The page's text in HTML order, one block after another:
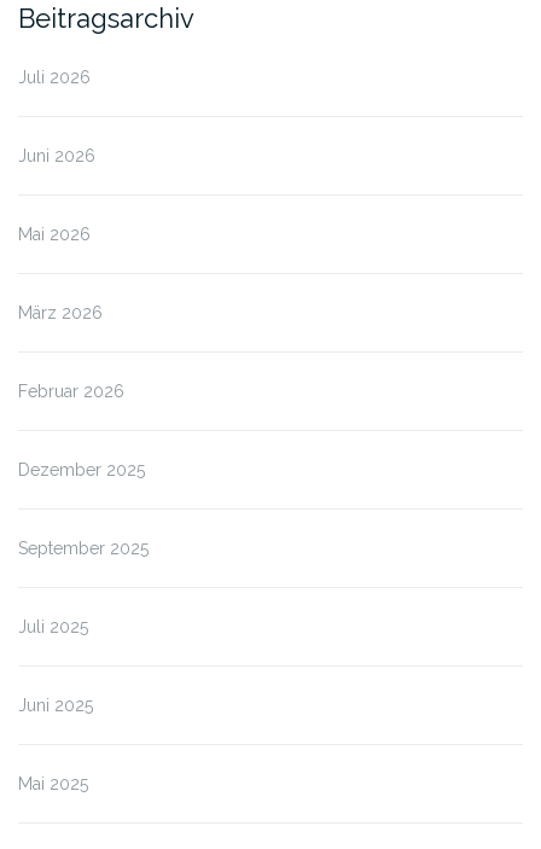
Beitragsarchiv
Juli 2026
Juni 2026
Mai 2026
März 2026
Februar 2026
Dezember 2025
September 2025
Juli 2025
Juni 2025
Mai 2025